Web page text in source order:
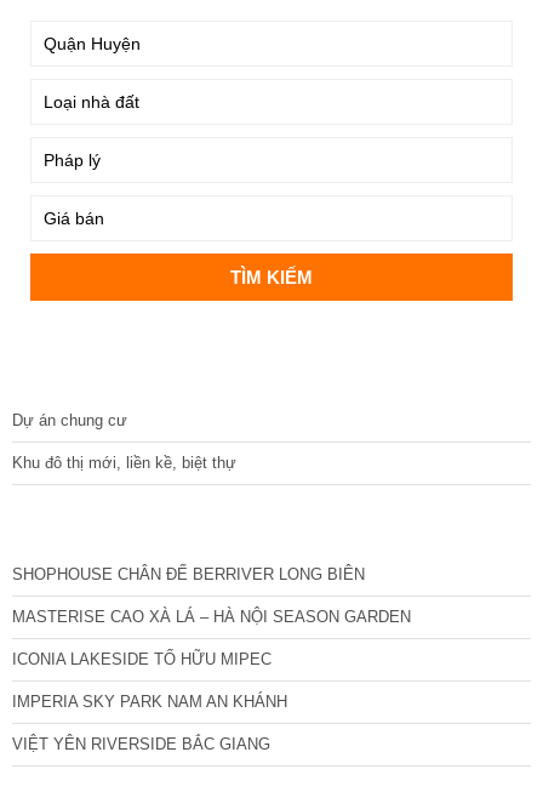
Dự án chung cư
Khu đô thị mới, liền kề, biệt thự
SHOPHOUSE CHÂN ĐẾ BERRIVER LONG BIÊN
MASTERISE CAO XÀ LÁ – HÀ NỘI SEASON GARDEN
ICONIA LAKESIDE TỐ HỮU MIPEC
IMPERIA SKY PARK NAM AN KHÁNH
VIỆT YÊN RIVERSIDE BẮC GIANG